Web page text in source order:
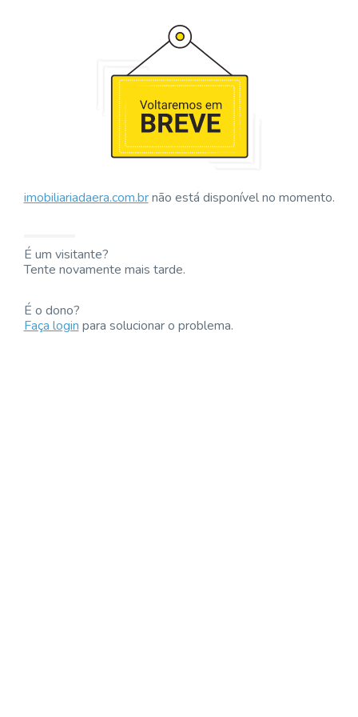
imobiliariadaera.com.brnão está disponível no momento.
É um visitante?
Tente novamente mais tarde.
É o dono?
Faça loginpara solucionar o problema.